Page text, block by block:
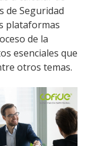
de Seguridad
plataformas
de la
esenciales que
otros temas.